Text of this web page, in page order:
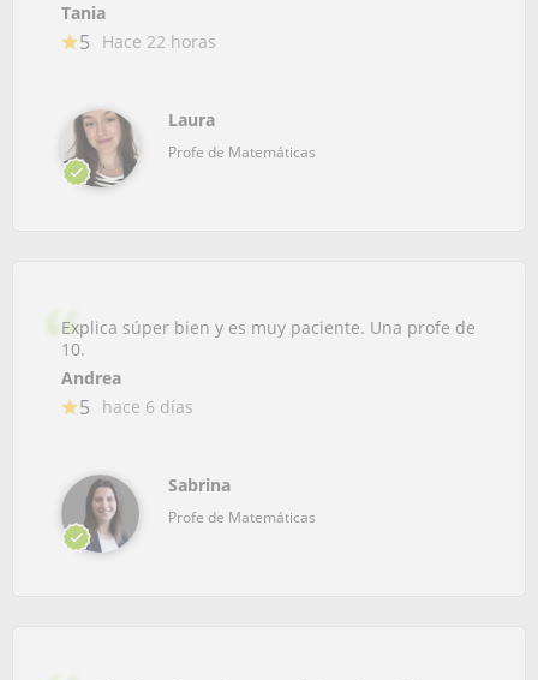
Tania
5 Hace 22 horas
Laura
Profe de Matemáticas
Explica súper bien y es muy paciente. Una profe de
10.
Andrea
5 hace 6 días
Sabrina
Profe de Matemáticas